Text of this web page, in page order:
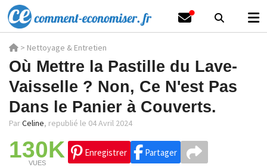
> Nettoyage & Entretien
Où Mettre la Pastille du Lave-
Vaisselle ? Non, Ce N'est Pas
Dans le Panier à Couverts.
ParCeline, republié le 04 Avril 2024
130K
VUES
Enregistrer Partager